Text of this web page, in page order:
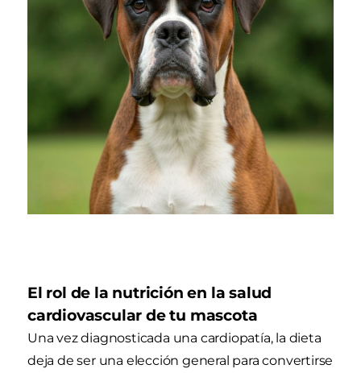
El rol de la nutrición en la salud
cardiovascular de tu mascota
Una vez diagnosticada una cardiopatía, la dieta
deja de ser una elección general para convertirse